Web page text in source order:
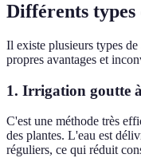
Différents
Il existe plusieurs types
propres avantages et
1. Irrigation goutte
C'est une méthode très
des plantes. L'eau est
réguliers, ce qui réduit